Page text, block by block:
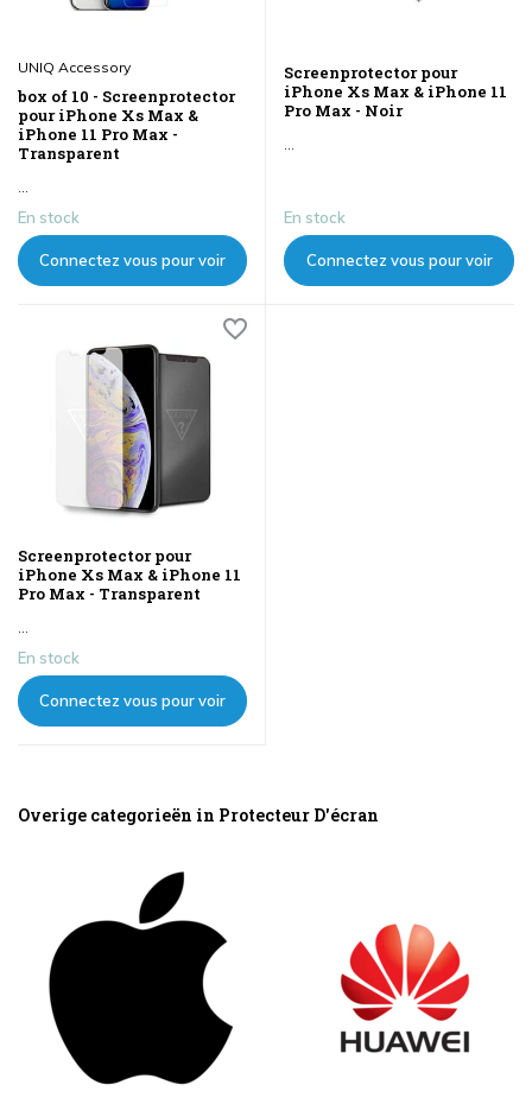
UNIQ Accessory
box of 10 - Screenprotector
pour iPhone Xs Max &
iPhone 11 Pro Max -
Transparent
En stock
Connectez vous pour voir
Screenprotector pour
iPhone Xs Max & iPhone 11
Pro Max - Noir
En stock
Connectez vous pour voir
Screenprotector pour
iPhone Xs Max & iPhone 11
Pro Max - Transparent
En stock
Connectez vous pour voir
Overige categorieën in Protecteur D'écran